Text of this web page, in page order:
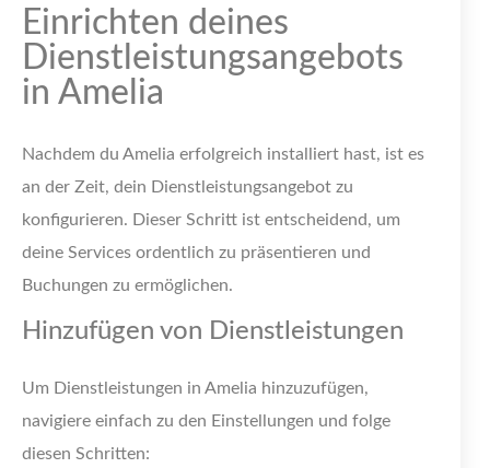
Einrichten deines
Dienstleistungsangebots
in Amelia
Nachdem du Amelia erfolgreich installiert hast, ist es
an der Zeit, dein Dienstleistungsangebot zu
konfigurieren. Dieser Schritt ist entscheidend, um
deine Services ordentlich zu präsentieren und
Buchungen zu ermöglichen.
Hinzufügen von Dienstleistungen
Um Dienstleistungen in Amelia hinzuzufügen,
navigiere einfach zu den Einstellungen und folge
diesen Schritten: